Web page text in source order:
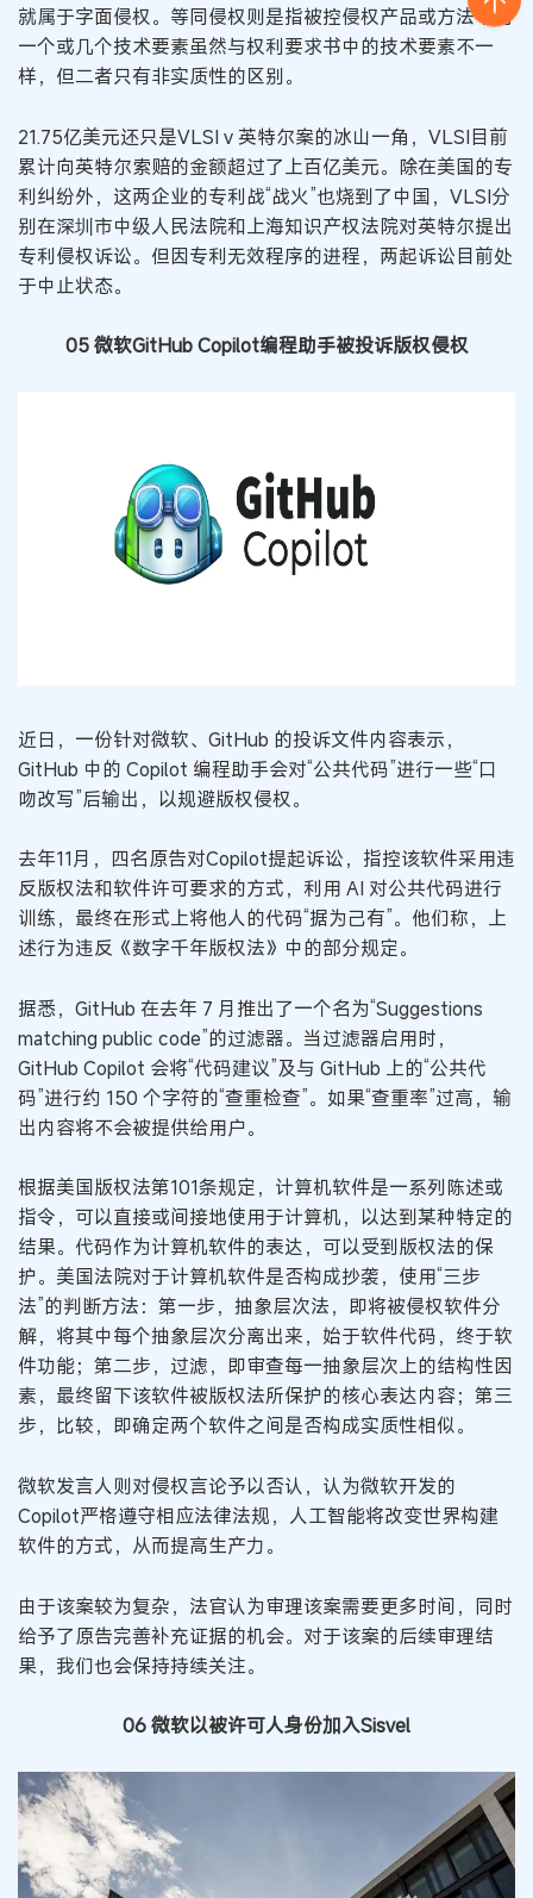
就属于字面侵权。等同侵权则是指被控侵权产品或方法中的
一个或几个技术要素虽然与权利要求书中的技术要素不一
样，但二者只有非实质性的区别。
21.75亿美元还只是VLSI v 英特尔案的冰山一角，VLSI目前
累计向英特尔索赔的金额超过了上百亿美元。除在美国的专
利纠纷外，这两企业的专利战“战火”也烧到了中国，VLSI分
别在深圳市中级人民法院和上海知识产权法院对英特尔提出
专利侵权诉讼。但因专利无效程序的进程，两起诉讼目前处
于中止状态。
05 微软GitHub Copilot编程助手被投诉版权侵权
近日，一份针对微软、GitHub 的投诉文件内容表示，
GitHub 中的 Copilot 编程助手会对“公共代码”进行一些“口
吻改写”后输出，以规避版权侵权。
去年11月，四名原告对Copilot提起诉讼，指控该软件采用违
反版权法和软件许可要求的方式，利用 AI 对公共代码进行
训练，最终在形式上将他人的代码“据为己有”。他们称，上
述行为违反《数字千年版权法》中的部分规定。
据悉，GitHub 在去年 7 月推出了一个名为“Suggestions
matching public code”的过滤器。当过滤器启用时，
GitHub Copilot 会将“代码建议”及与 GitHub 上的“公共代
码”进行约 150 个字符的“查重检查”。如果“查重率”过高，输
出内容将不会被提供给用户。
根据美国版权法第101条规定，计算机软件是一系列陈述或
指令，可以直接或间接地使用于计算机，以达到某种特定的
结果。代码作为计算机软件的表达，可以受到版权法的保
护。美国法院对于计算机软件是否构成抄袭，使用“三步
法”的判断方法：第一步，抽象层次法，即将被侵权软件分
解，将其中每个抽象层次分离出来，始于软件代码，终于软
件功能；第二步，过滤，即审查每一抽象层次上的结构性因
素，最终留下该软件被版权法所保护的核心表达内容；第三
步，比较，即确定两个软件之间是否构成实质性相似。
微软发言人则对侵权言论予以否认，认为微软开发的
Copilot严格遵守相应法律法规，人工智能将改变世界构建
软件的方式，从而提高生产力。
由于该案较为复杂，法官认为审理该案需要更多时间，同时
给予了原告完善补充证据的机会。对于该案的后续审理结
果，我们也会保持持续关注。
06 微软以被许可人身份加入Sisvel